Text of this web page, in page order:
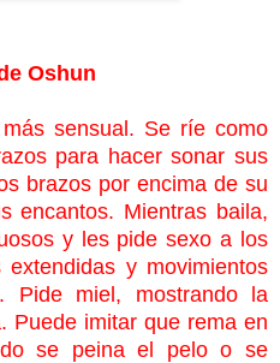
Oshun
sensual. Se ríe como
para hacer sonar sus
brazos por encima de su
encantos. Mientras baila,
y les pide sexo a los
y movimientos
Pide miel, mostrando la
Puede imitar que rema en
se peina el pelo o se